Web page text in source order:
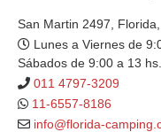
San Martin 2497,
Lunes a Viernes de
Sábados de 9:00 a 13 hs.
011 4797-3209
11-6557-8186
info@florida-